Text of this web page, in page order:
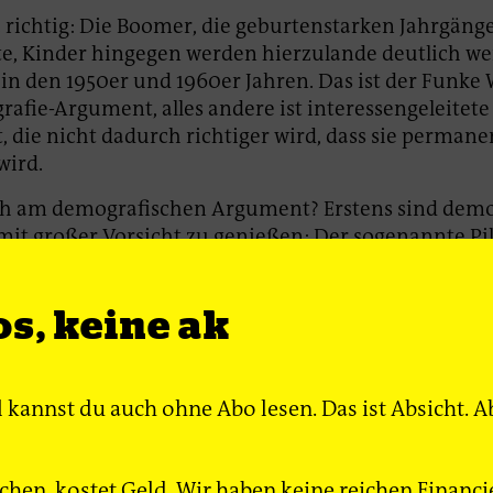
richtig: Die Boomer, die geburtenstarken
Kinder hingegen werden hierzulande deutlich
den 1950er und 1960er Jahren. Das ist der Funke
Argument, alles andere ist interessengeleitete
die nicht dadurch richtiger wird, dass sie
am demografischen Argument? Erstens sind
großer Vorsicht zu genießen: Der sogenannte
wächst.
Personen sowie zwischen schlecht
hinter der Bäckertheke und tariflich
bei VW unterscheidet. Für die Rente ist nicht das
keine ak
du auch ohne Abo lesen. Das ist Absicht.